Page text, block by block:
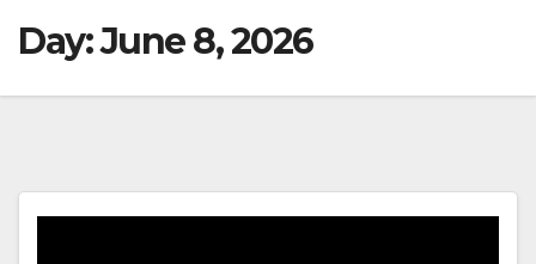
Day:June 8, 2026